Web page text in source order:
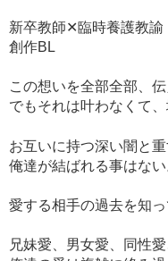
新卒教師✕臨時養護教諭
創作BL
この想いを全部全部、
でもそれは叶わなくて
お互いに持つ深い闇と
俺達が結ばれる事はない
愛する相手の過去を知
兄妹愛、男女愛、同性